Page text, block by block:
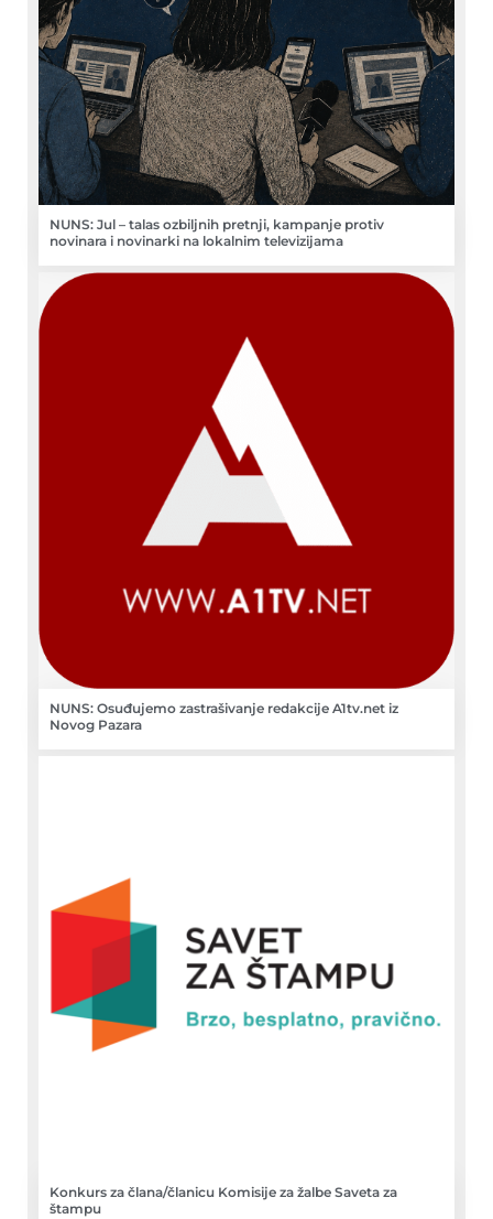
NUNS: Jul – talas ozbiljnih pretnji, kampanje protiv
novinara i novinarki na lokalnim televizijama
NUNS: Osuđujemo zastrašivanje redakcije A1tv.net iz
Novog Pazara
Konkurs za člana/članicu Komisije za žalbe Saveta za
štampu